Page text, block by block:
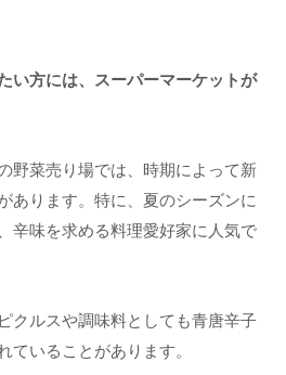
い方には、スーパーマーケットが
野菜売り場では、時期によって新
あります。特に、夏のシーズンに
辛味を求める料理愛好家に人気で
クルスや調味料としても青唐辛子
ていることがあります。